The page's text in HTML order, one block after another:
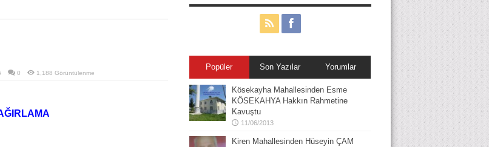
0 1,188 Görüntülenme
Popüler Son Yazılar Yorumlar
Kösekayha Mahallesinden Esme
KÖSEKAHYA Hakkın Rahmetine
Kavuştu
11/06/2013
Kiren Mahallesinden Hüseyin ÇAM